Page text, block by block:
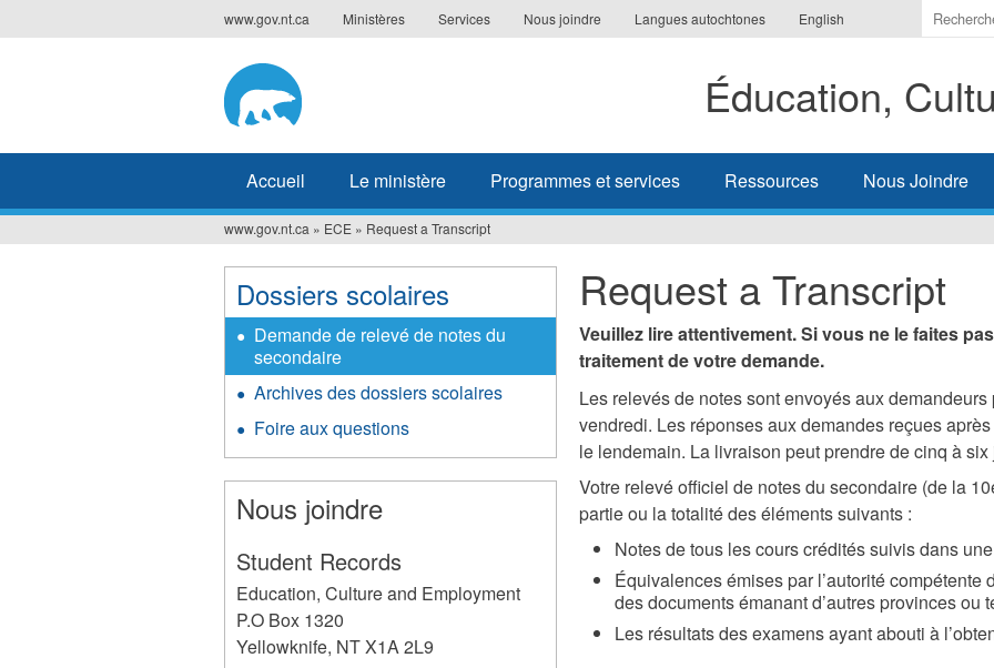
to
www.gov.nt.ca Ministères Services Nous joindre Langues autochtones English
Indiquer
les
à
Éducation,
Accueil Le ministère Programmes et services Ressources Nous Joindre
Vous
êtes
ici
www.gov.nt.ca » ECE » Request a Transcript
Request a Transcript
Veuillez lire attentivement. Si vous ne le faites
traitement de votre demande.
Les relevés de notes sont envoyés aux
vendredi. Les réponses aux demandes reçues
le lendemain. La livraison peut prendre de cinq à six
Votre relevé officiel de notes du secondaire (de la
partie ou la totalité des éléments suivants :
Notes de tous les cours crédités suivis dans
Équivalences émises par l’autorité compétente
des documents émanant d’autres provinces ou
Les résultats des examens ayant abouti à
Dossiers scolaires
Demande de relevé de notes du
secondaire
Archives des dossiers scolaires
Foire aux questions
Nous joindre
Student Records
Education, Culture and Employment
P.O Box 1320
Yellowknife, NTX1A 2L9